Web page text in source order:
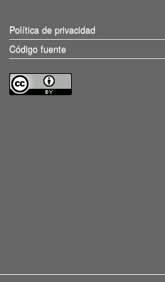
Política de privacidad
Código fuente